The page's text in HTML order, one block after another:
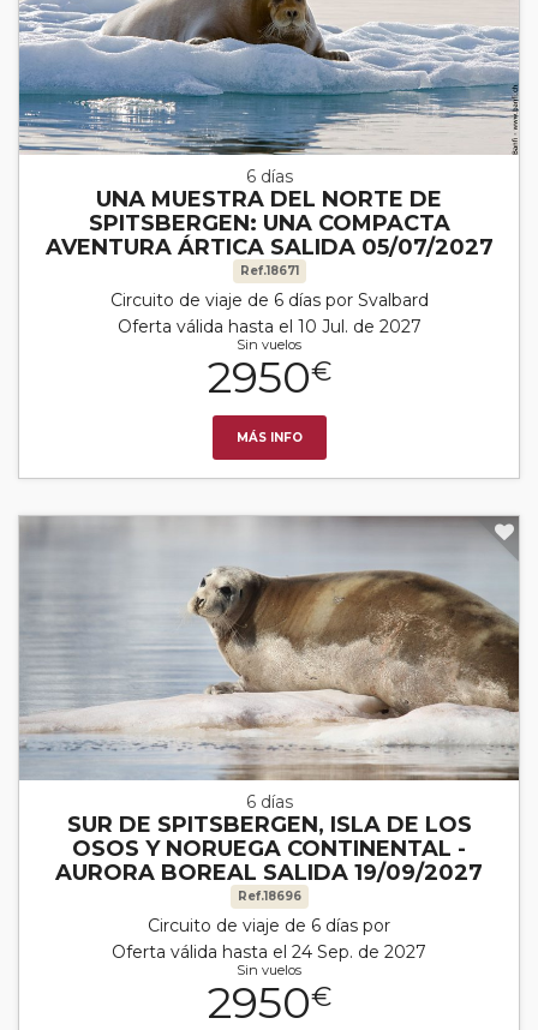
6 días
UNA MUESTRA DEL NORTE DE
SPITSBERGEN: UNA COMPACTA
AVENTURA ÁRTICA SALIDA 05/07/2027
Ref.18671
Circuito de viaje de 6 días por Svalbard
Oferta válida hasta el 10 Jul. de 2027
Sin vuelos
2950€
MÁS INFO
6 días
SUR DE SPITSBERGEN, ISLA DE LOS
OSOS Y NORUEGA CONTINENTAL -
AURORA BOREAL SALIDA 19/09/2027
Ref.18696
Circuito de viaje de 6 días por
Oferta válida hasta el 24 Sep. de 2027
Sin vuelos
2950€